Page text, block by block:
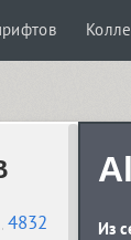
4832
Из